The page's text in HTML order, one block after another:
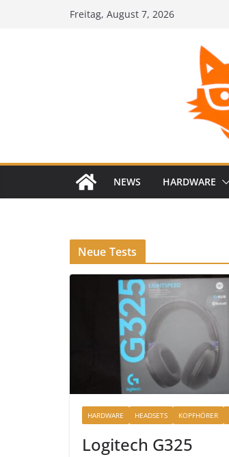
Freitag, August 7, 2026
NEWS HARDWARE
Neue Tests
HARDWARE HEADSETS KOPFHÖRER
Logitech G325